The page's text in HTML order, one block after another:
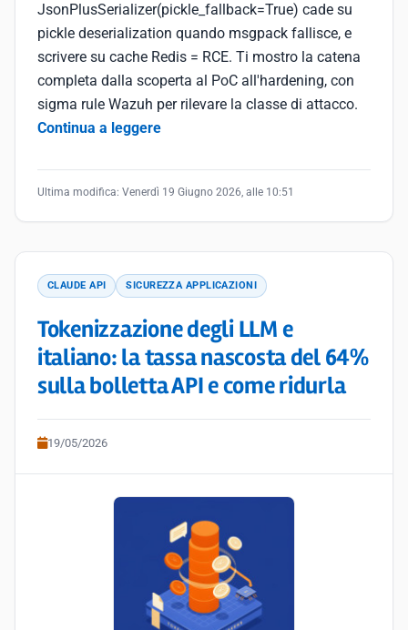
JsonPlusSerializer(pickle_fallback=True) cade su
pickle deserialization quando msgpack fallisce, e
scrivere su cache Redis = RCE. Ti mostro la catena
completa dalla scoperta al PoC all'hardening, con
sigma rule Wazuh per rilevare la classe di attacco.
Continua a leggere
Ultima modifica: Venerdì 19 Giugno 2026, alle 10:51
CLAUDE API SICUREZZA APPLICAZIONI
Tokenizzazione degli LLM e
italiano: la tassa nascosta del 64%
sulla bolletta API e come ridurla
19/05/2026